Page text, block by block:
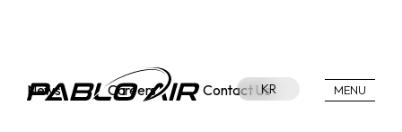
KR MENU
News Careers Contact Us